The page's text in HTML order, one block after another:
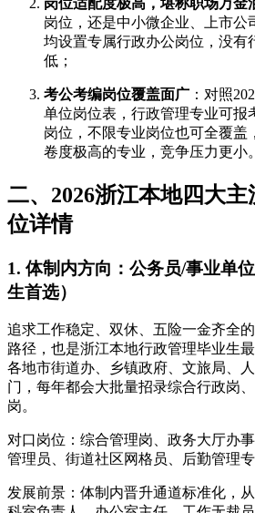
岗位，还是中小微企业、上市公
均设置专属行政办公岗位，没有
低；
考公考编岗位覆盖面广 ：对照
单位岗位表，行政管理专业可报
岗位，不限专业岗位也可全覆盖
卷度极高的专业，竞争压力更小。
二、2026浙江本地四大
位详情
1. 体制内方向：公务员/事业单
生首选）
追求工作稳定、双休、五险一金齐全
路径，也是浙江本地行政管理毕业生
各地市街道办、乡镇政府、文旅局、
门，每年都会大批量招录综合行政岗
岗。
对口岗位：综合管理岗、政务大厅办
管理员、街道社区网格员、后勤管理专
发展前景：体制内晋升通道标准化，